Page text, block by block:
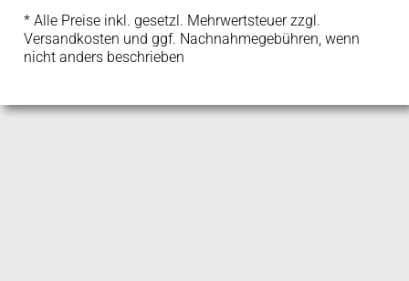
* Alle Preise inkl. gesetzl. Mehrwertsteuer zzgl.
Versandkosten und ggf. Nachnahmegebühren, wenn
nicht anders beschrieben